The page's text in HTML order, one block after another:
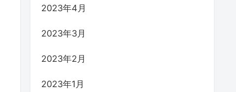
2023年4月
2023年3月
2023年2月
2023年1月